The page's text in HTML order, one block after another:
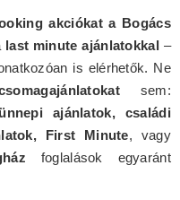
akciókat a Bogács
last minute ajánlatokkal –
is elérhetők. Ne
sem:
ajánlatok, családi
First Minute, vagy
foglalások egyaránt